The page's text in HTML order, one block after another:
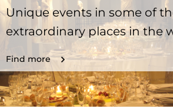
Unique events in some of
extraordinary places in the
Find more